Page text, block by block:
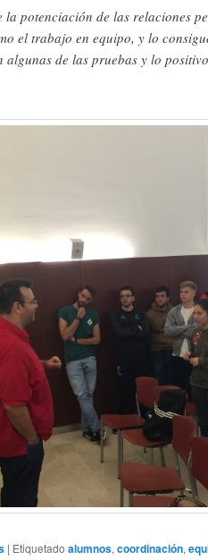
la potenciación de las relaciones
el trabajo en equipo, y lo
algunas de las pruebas y lo
| Etiquetado alumnos,coordinación,